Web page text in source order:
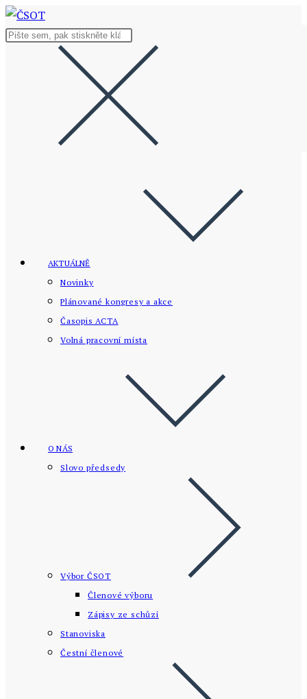
Přejít
k
Hledat
AKTUÁLNĚ
Novinky
Plánované kongresy a akce
Časopis ACTA
Volná pracovní místa
O NÁS
Slovo předsedy
Výbor ČSOT
Členové výboru
Zápisy ze schůzí
Stanoviska
Čestní členové